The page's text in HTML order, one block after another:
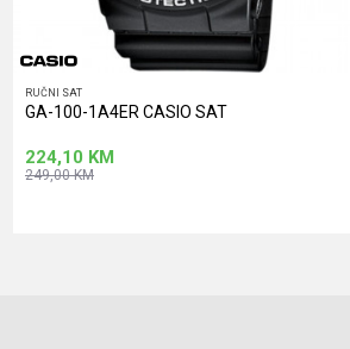
RUČNI SAT
GA-100-1A4ER CASIO SAT
224,10 KM
249,00KM